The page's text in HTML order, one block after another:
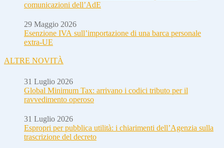
comunicazioni dell’AdE
29 Maggio 2026
Esenzione IVA sull’importazione di una barca personale
extra-UE
ALTRE NOVITÀ
31 Luglio 2026
Global Minimum Tax: arrivano i codici tributo per il
ravvedimento operoso
31 Luglio 2026
Espropri per pubblica utilità: i chiarimenti dell’Agenzia sulla
trascrizione del decreto